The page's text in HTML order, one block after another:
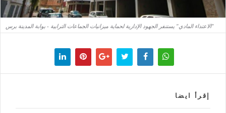
"الاعتداء المادي" يستنفر الجهود الإدارية لحماية ميزانيات الجماعات الترابية - بوابة المدينة برس
إقرأ ايضا